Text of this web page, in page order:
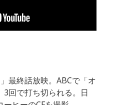
最終話放映。ABCで「オ
3回で打ち切られる。日